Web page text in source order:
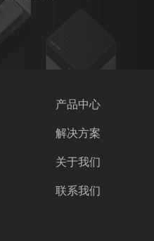
产品中心
解决方案
关于我们
联系我们